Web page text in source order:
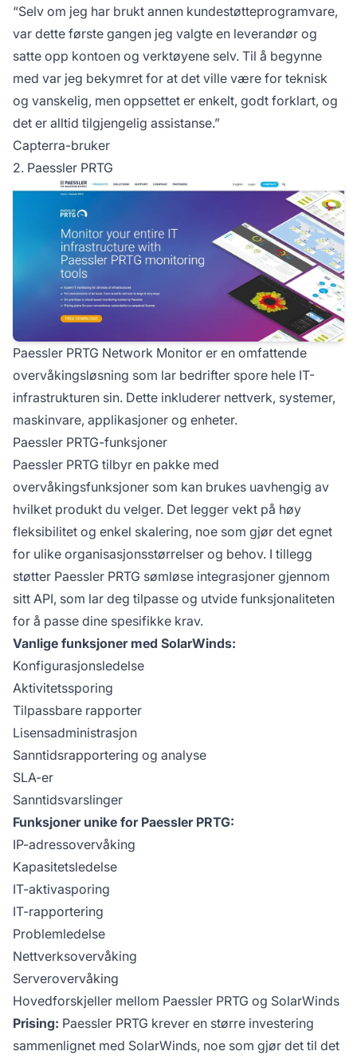
“Selv om jeg har brukt annen kundestøtteprogramvare,
var dette første gangen jeg valgte en leverandør og
satte opp kontoen og verktøyene selv. Til å begynne
med var jeg bekymret for at det ville være for teknisk
og vanskelig, men oppsettet er enkelt, godt forklart, og
det er alltid tilgjengelig assistanse.”
Capterra-bruker
2. Paessler PRTG
Paessler PRTG Network Monitor er en omfattende
overvåkingsløsning som lar bedrifter spore hele IT-
infrastrukturen sin. Dette inkluderer nettverk, systemer,
maskinvare, applikasjoner og enheter.
Paessler PRTG-funksjoner
Paessler PRTG tilbyr en pakke med
overvåkingsfunksjoner som kan brukes uavhengig av
hvilket produkt du velger. Det legger vekt på høy
fleksibilitet og enkel skalering, noe som gjør det egnet
for ulike organisasjonsstørrelser og behov. I tillegg
støtter Paessler PRTG sømløse integrasjoner gjennom
sitt API, som lar deg tilpasse og utvide funksjonaliteten
for å passe dine spesifikke krav.
Vanlige funksjoner med SolarWinds:
Konfigurasjonsledelse
Aktivitetssporing
Tilpassbare rapporter
Lisensadministrasjon
Sanntidsrapportering og analyse
SLA-er
Sanntidsvarslinger
Funksjoner unike for Paessler PRTG:
IP-adressovervåking
Kapasitetsledelse
IT-aktivasporing
IT-rapportering
Problemledelse
Nettverksovervåking
Serverovervåking
Hovedforskjeller mellom Paessler PRTG og SolarWinds
Prising: Paessler PRTG krever en større investering
sammenlignet med SolarWinds, noe som gjør det til det